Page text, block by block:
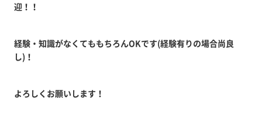
迎！！
経験・知識がなくてももちろんOKです(経験有りの場合尚良
し)！
よろしくお願いします！